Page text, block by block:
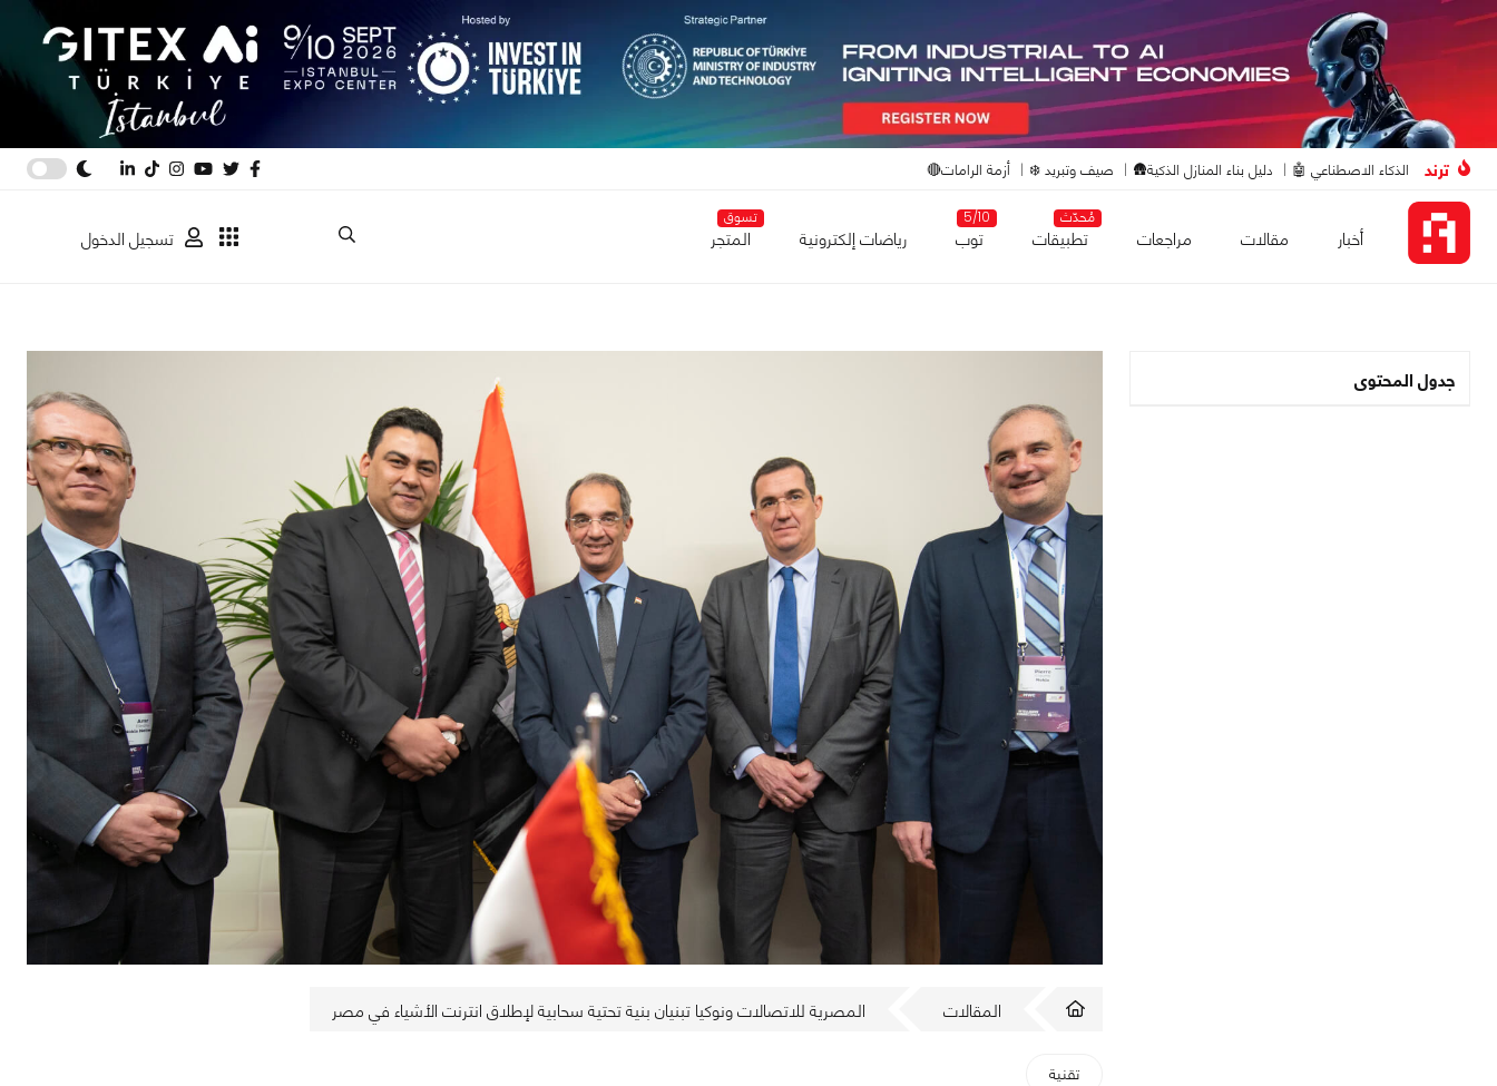
ترند الذكاء الاصطناعي 🤖 دليل بناء المنازل الذكية🛖 صيف وتبريد ❄️ أزمة الرامات🔴
أخبار مقالات مراجعات
مُحدّث
تطبيقات
5/10
توب رياضات إلكترونية
تسوق
المتجر تسجيل الدخول
جدول المحتوى
المقالات المصرية للاتصالات ونوكيا تبنيان بنية تحتية سحابية لإطلاق انترنت الأشياء في مصر
تقنية